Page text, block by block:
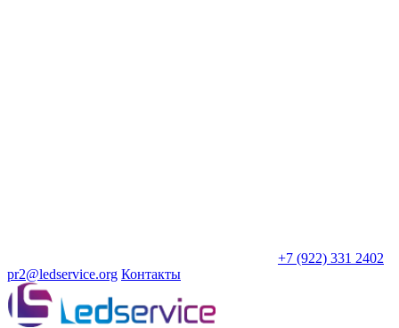
+7 (922) 331 2402
pr2@ledservice.org Контакты